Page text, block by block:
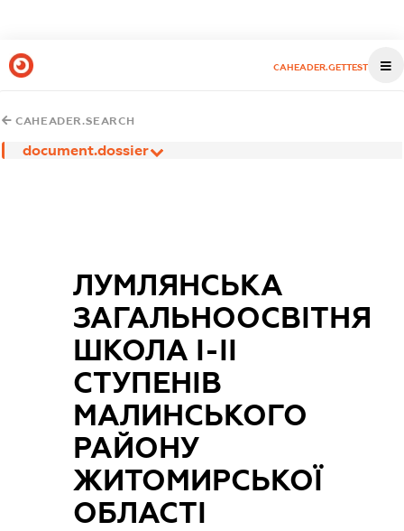
CAHEADER.GETTEST
CAHEADER.SEARCH
document.dossier
ЛУМЛЯНСЬКА
ЗАГАЛЬНООСВІТНЯ
ШКОЛА І-ІІ
СТУПЕНІВ
МАЛИНСЬКОГО
РАЙОНУ
ЖИТОМИРСЬКОЇ
ОБЛАСТІ